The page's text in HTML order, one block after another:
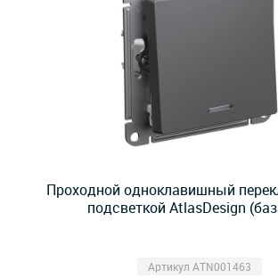
Проходной одноклавишный
подсветкой AtlasDesign
Артикул ATN001463